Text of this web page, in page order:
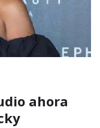
ahora